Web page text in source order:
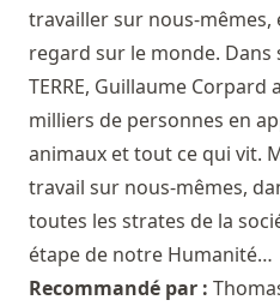
travailler sur nous-
regard sur le monde. Dans
TERRE, Guillaume
milliers de personnes en
animaux et tout ce qui vit.
travail sur nous-mêmes,
toutes les strates de la
étape de notre Humanité…
Recommandé par :